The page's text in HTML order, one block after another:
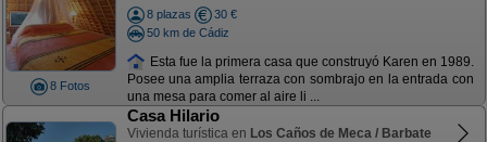
8 Fotos
8 plazas
30 €
50 km de Cádiz
Esta fue la primera casa que construyó Karen en 1989.
Posee una amplia terraza con sombrajo en la entrada con
una mesa para comer al aire li ...
Casa Hilario
Vivienda turística en Los Caños de Meca / Barbate